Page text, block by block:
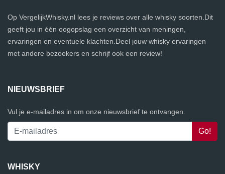
Op VergelijkWhisky.nl lees je reviews over alle whisky soorten.Dit
geeft jou in één oogopslag een overzicht van meningen,
ervaringen en eventuele klachten.Deel jouw whisky ervaringen
met andere bezoekers en schrijf ook een review!
NIEUWSBRIEF
Vul je e-mailadres in om onze nieuwsbrief te ontvangen.
WHISKY